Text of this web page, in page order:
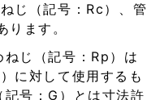
じ（記号：Rc）、管
ます。
じ（記号：Rp）は
に対して使用するも
号：G）とは寸法許